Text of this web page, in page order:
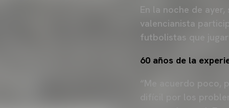
En la noche de
valencianista
futbolistas que
60 años de la
“Me acuerdo poco,